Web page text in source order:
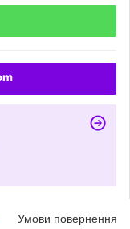
Умови повернення